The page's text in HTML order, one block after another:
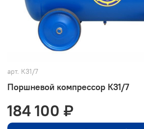
арт. К31/7
Поршневой компрессор К31/7
184 100 ₽